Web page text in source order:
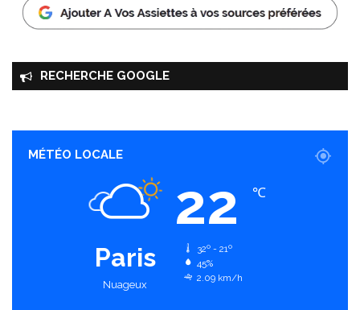
RECHERCHE GOOGLE
MÉTÉO LOCALE
Paris
Nuageux
22 ℃
32º - 21º
45%
2.09 km/h